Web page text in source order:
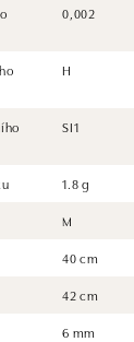
0,002
H
SI1
1.8 g
M
40 cm
42 cm
6 mm